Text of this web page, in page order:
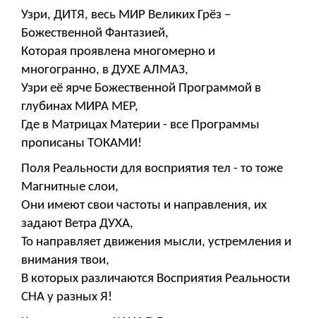
Узри, ДИТЯ, весь МИР Великих Грёз –
Божественной Фантазией,
Которая проявлена многомерно и
многогранно, в ДУХЕ АЛМАЗ,
Узри её ярче Божественной Программой в
глубинах МИРА МЕР,
Где в Матрицах Материи - все Программы
прописаны ТОКАМИ!
Поля Реальности для восприятия тел - то тоже
Магнитные слои,
Они имеют свои частоты и направления, их
задают Ветра ДУХА,
То направляет движения мысли, устремления и
внимания твои,
В которых различаются Восприятия Реальности
СНА у разных Я!